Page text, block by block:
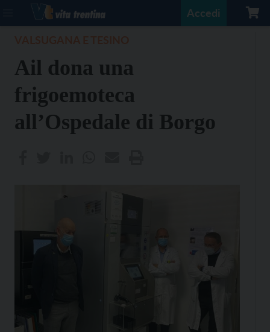
Accedi
Ail dona una
frigoemoteca
all’Ospedale di Borgo